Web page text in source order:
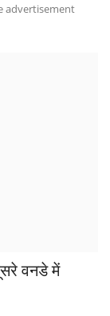
advertisement
वनडे में